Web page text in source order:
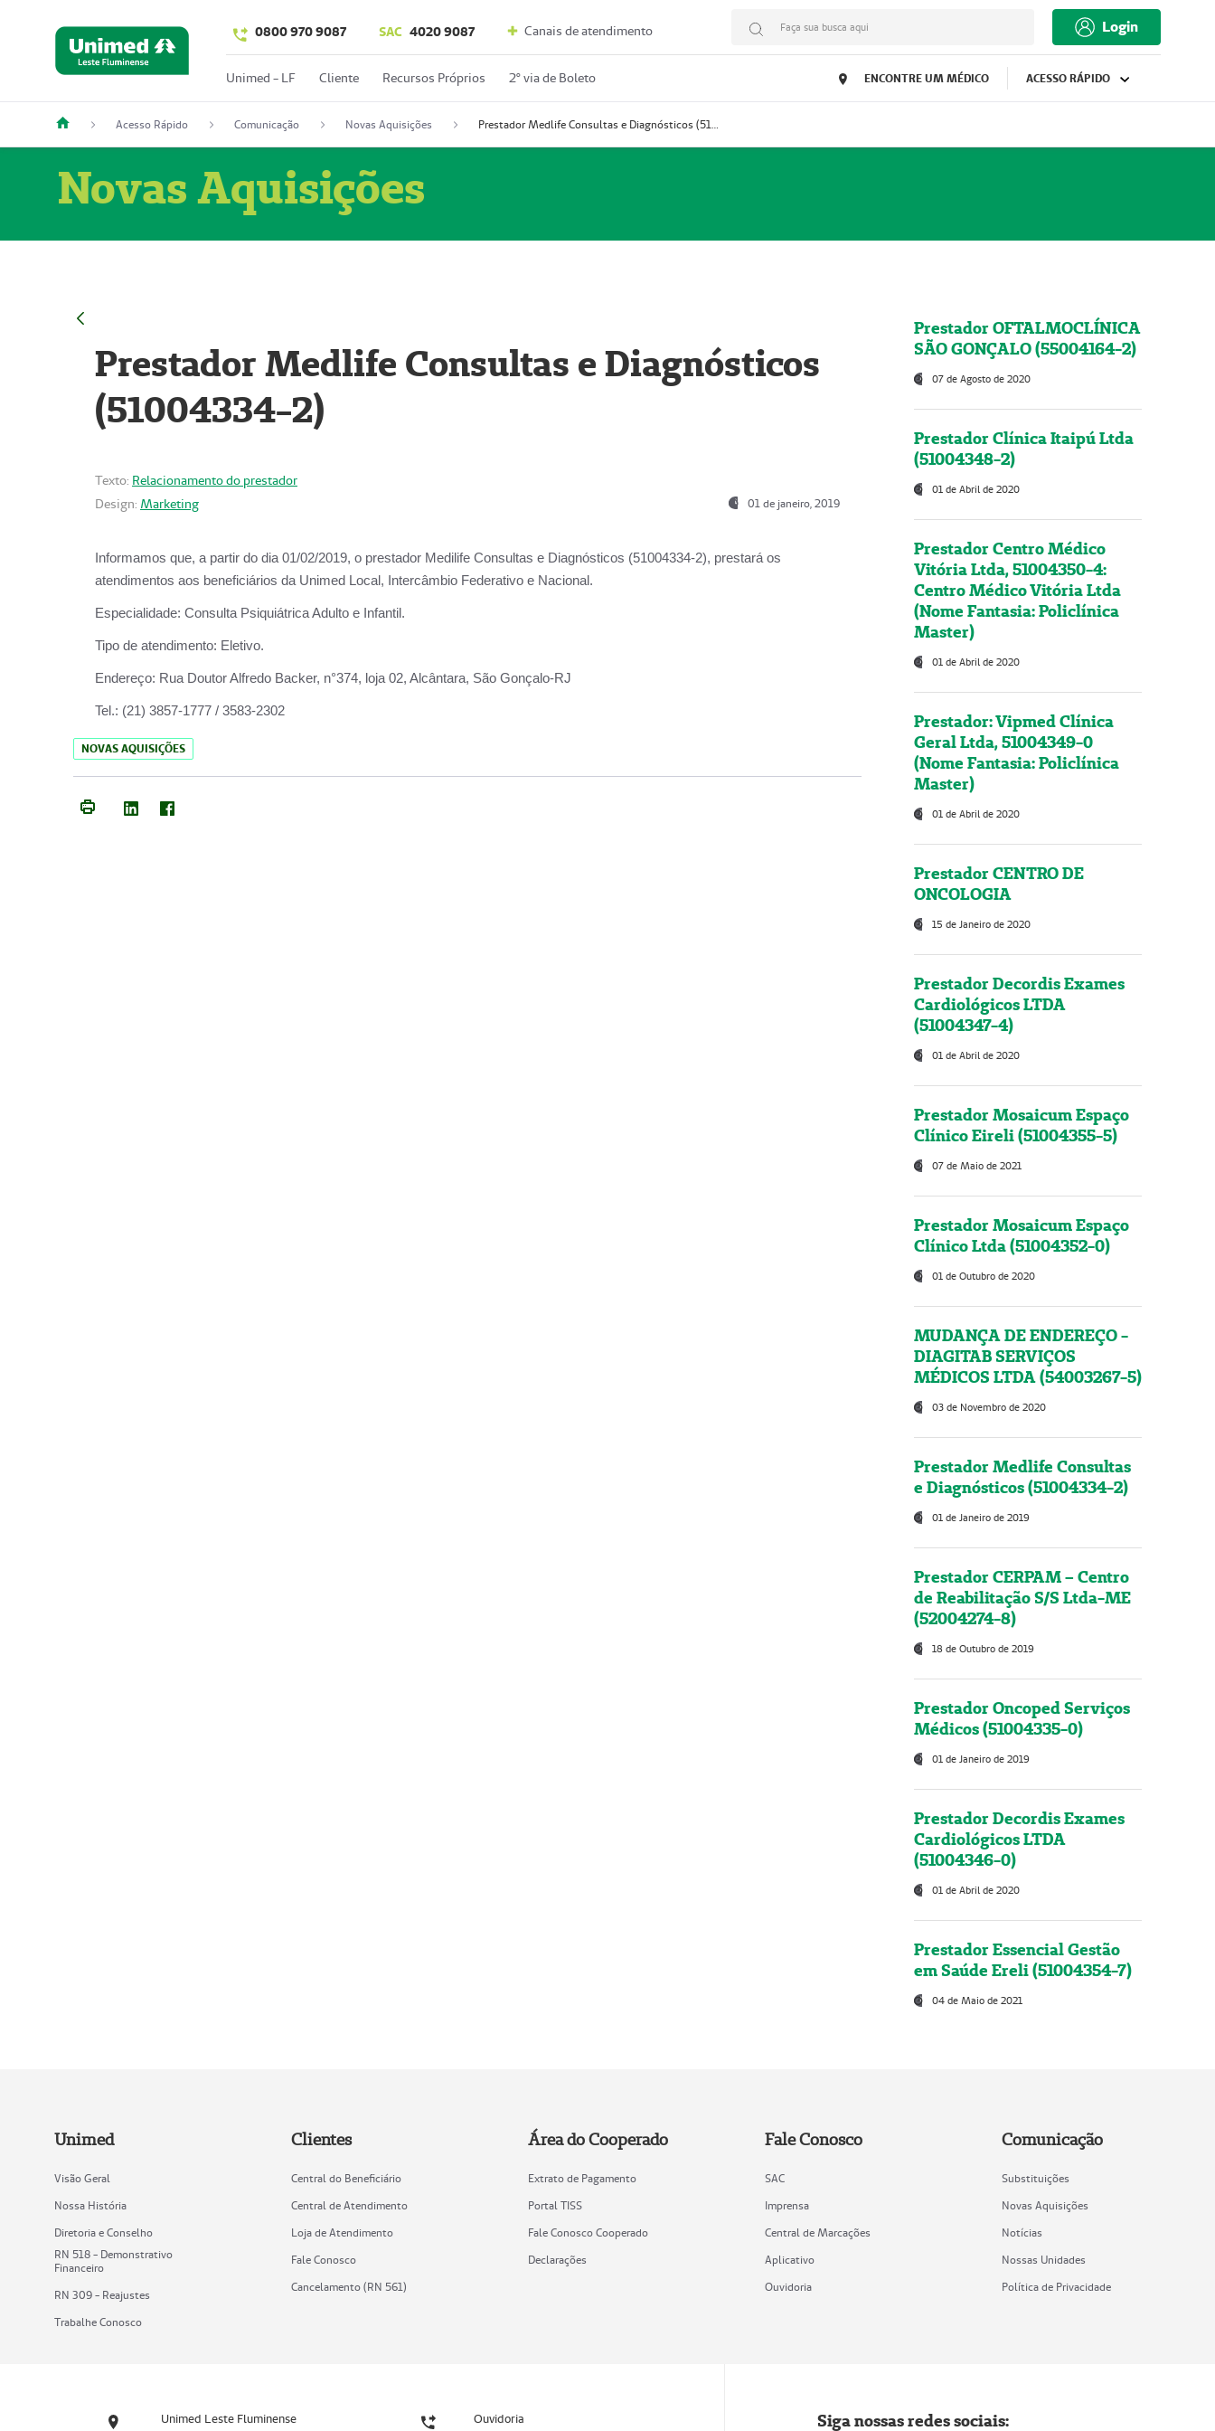
0800 970 9087 SAC 4020 9087 Canais de atendimento Faça sua busca aqui Login
Unimed - LF Cliente Recursos Próprios 2º via de Boleto ENCONTRE UM MÉDICO ACESSO RÁPIDO
Acesso Rápido Comunicação Novas Aquisições Prestador Medlife Consultas e Diagnósticos (51004334-2)
Novas Aquisições
Prestador Medlife Consultas e Diagnósticos
(51004334-2)
Texto: Relacionamento do prestador
Design: Marketing 01 de janeiro, 2019
Informamos que, a partir do dia 01/02/2019, o prestador Medilife Consultas e Diagnósticos (51004334-2), prestará os
atendimentos aos beneficiários da Unimed Local, Intercâmbio Federativo e Nacional.
Especialidade: Consulta Psiquiátrica Adulto e Infantil.
Tipo de atendimento: Eletivo.
Endereço: Rua Doutor Alfredo Backer, n°374, loja 02, Alcântara, São Gonçalo-RJ
Tel.: (21) 3857-1777 / 3583-2302
NOVAS AQUISIÇÕES
Prestador OFTALMOCLÍNICA
SÃO GONÇALO (55004164-2)
07 de Agosto de 2020
Prestador Clínica Itaipú Ltda
(51004348-2)
01 de Abril de 2020
Prestador Centro Médico
Vitória Ltda, 51004350-4:
Centro Médico Vitória Ltda
(Nome Fantasia: Policlínica
Master)
01 de Abril de 2020
Prestador: Vipmed Clínica
Geral Ltda, 51004349-0
(Nome Fantasia: Policlínica
Master)
01 de Abril de 2020
Prestador CENTRO DE
ONCOLOGIA
15 de Janeiro de 2020
Prestador Decordis Exames
Cardiológicos LTDA
(51004347-4)
01 de Abril de 2020
Prestador Mosaicum Espaço
Clínico Eireli (51004355-5)
07 de Maio de 2021
Prestador Mosaicum Espaço
Clínico Ltda (51004352-0)
01 de Outubro de 2020
MUDANÇA DE ENDEREÇO -
DIAGITAB SERVIÇOS
MÉDICOS LTDA (54003267-5)
03 de Novembro de 2020
Prestador Medlife Consultas
e Diagnósticos (51004334-2)
01 de Janeiro de 2019
Prestador CERPAM – Centro
de Reabilitação S/S Ltda-ME
(52004274-8)
18 de Outubro de 2019
Prestador Oncoped Serviços
Médicos (51004335-0)
01 de Janeiro de 2019
Prestador Decordis Exames
Cardiológicos LTDA
(51004346-0)
01 de Abril de 2020
Prestador Essencial Gestão
em Saúde Ereli (51004354-7)
04 de Maio de 2021
Unimed
Visão Geral
Nossa História
Diretoria e Conselho
RN 518 - Demonstrativo
Financeiro
RN 309 - Reajustes
Trabalhe Conosco
Clientes
Central do Beneficiário
Central de Atendimento
Loja de Atendimento
Fale Conosco
Cancelamento (RN 561)
Área do Cooperado
Extrato de Pagamento
Portal TISS
Fale Conosco Cooperado
Declarações
Fale Conosco
SAC
Imprensa
Central de Marcações
Aplicativo
Ouvidoria
Comunicação
Substituições
Novas Aquisições
Notícias
Nossas Unidades
Política de Privacidade
Unimed Leste Fluminense Ouvidoria Siga nossas redes sociais: